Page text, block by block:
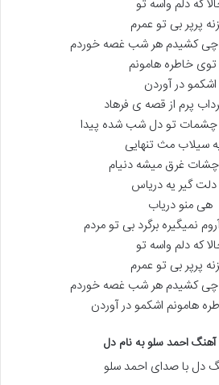
که دلم واسه تو
پرپر بی تو عمرم
چی کشیدم هر شب غصه خوردم
خاطره هامونم
اشکمو در آوردن
پرم از قصه ی فرهاد
چشمات تو دل شب شده پیدا
سیلاب مث تنهایی
چشات غرق میشه دنیام
دلت گیر یه دریاس
هی منو دریاب
نمیگیره برگرد بی تو مردم
که دلم واسه تو
پرپر بی تو عمرم
چی کشیدم هر شب غصه خوردم
هامونم اشکمو در آوردن
دل با صدای احمد سلو